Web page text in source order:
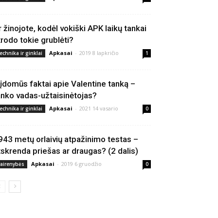
žinojote, kodėl vokiški APK laikų tankai
tokie grublėti?
ir ginklai Apkasai - 2019 8 lapkričio 1
faktai apie Valentine tanką –
vadas-užtaisinėtojas?
ir ginklai Apkasai - 2021 14 vasario 0
metų orlaivių atpažinimo testas –
priešas ar draugas? (2 dalis)
Apkasai - 2019 6 gruodžio 0